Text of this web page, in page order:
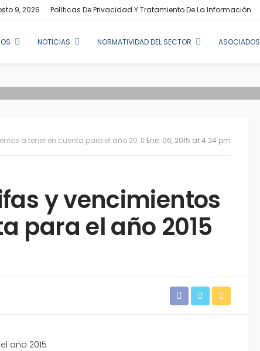
9, 2026 Políticas De Privacidad Y Tratamiento De La Información
NOTICIAS NORMATIVIDAD DEL SECTOR ASOCIADOS
a tener en cuenta para el año 2015 Ene. 06, 2015 at 4:24 pm
y vencimientos
para el año 2015
año 2015